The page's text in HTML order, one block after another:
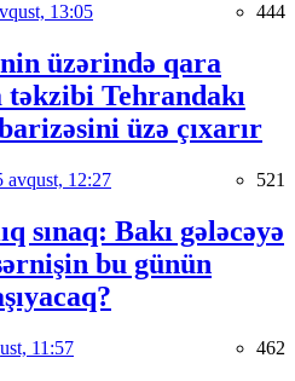
13:05 444
üzərində qara
Tehrandakı
üzə çıxarır
avqust, 12:27 521
sınaq: Bakı gələcəyə
bu günün
11:57 462